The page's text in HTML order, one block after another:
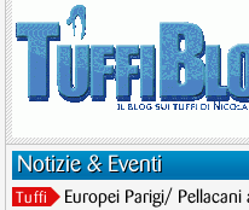
Notizie & Eventi
Tuffi
Europei Parigi/ Pellacani